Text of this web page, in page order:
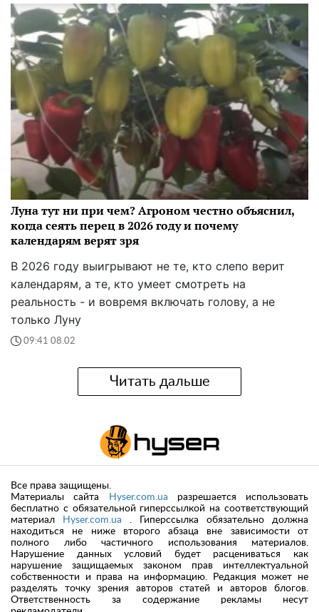
Луна тут ни при чем? Агроном честно объяснил,
когда сеять перец в 2026 году и почему
календарям верят зря
В 2026 году выигрывают не те, кто слепо верит
календарям, а те, кто умеет смотреть на
реальность - и вовремя включать голову, а не
только Луну
09:41 08.02
Читать дальше
Все права защищены.
Материалы сайта
Hyser.com.ua разрешается использовать
бесплатно с обязательной гиперссылкой на соответствующий
материал
Hyser.com.ua . Гиперссылка обязательно должна
находиться не ниже второго абзаца вне зависимости от
полного либо частичного использования материалов.
Нарушение данных условий будет расцениваться как
нарушение защищаемых законом прав интеллектуальной
собственности и права на информацию. Редакция может не
разделять точку зрения авторов статей и авторов блогов.
Ответственность за содержание рекламы несут